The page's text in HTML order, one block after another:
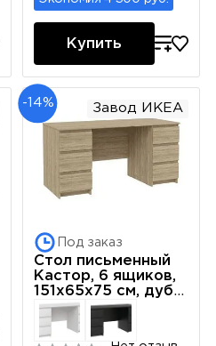
Купить
-14% Завод ИКЕА
Под заказ
Стол письменный
Кастор, 6 ящиков,
151х65х75 см, дуб
сонома